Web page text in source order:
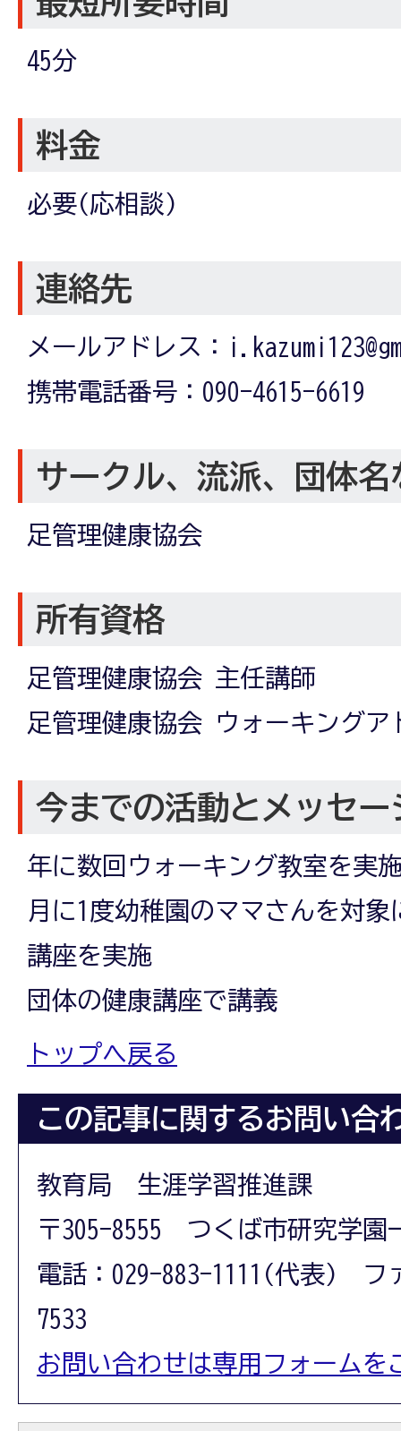
45分
料金
必要(応相談)
連絡先
メールアドレス：
携帯電話番号：090-4615-6619
サークル、流派、団体名
足管理健康協会
所有資格
足管理健康協会 主任講師
足管理健康協会 ウォーキングア
今までの活動とメッセー
年に数回ウォーキング教室を実
月に1度幼稚園のママさんを対
講座を実施
団体の健康講座で講義
トップへ戻る
この記事に関するお問い合
教育局 生涯学習推進課
〒305-8555 つくば市研究学園
電話：029-883-1111(代表) フ
7533
お問い合わせは専用フォームを